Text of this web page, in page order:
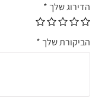
הדירוג שלך*
הביקורת שלך*